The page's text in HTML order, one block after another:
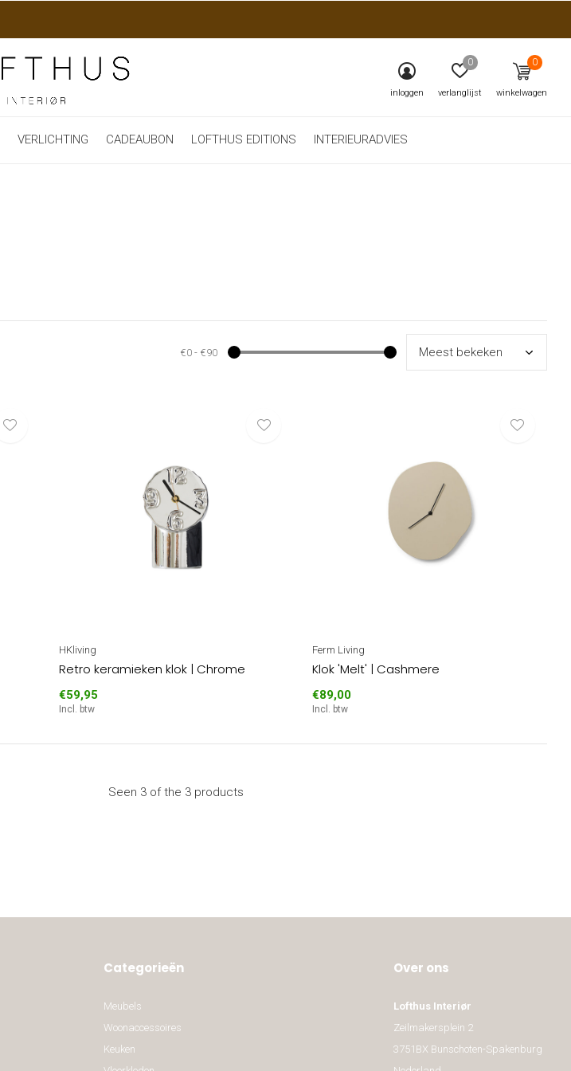
VERLICHTING CADEAUBON LOFTHUS EDITIONS INTERIEURADVIES
inloggen verlanglijst
0
winkelwagen
0
€0 - €90
HKliving
Retro keramieken klok | Chrome
€59,95
Incl. btw
Ferm Living
Klok 'Melt' | Cashmere
€89,00
Incl. btw
Seen 3 of the 3 products
Categorieën
Meubels
Woonaccessoires
Keuken
Over ons
Lofthus Interiør
Zeilmakersplein 2
3751BX Bunschoten-Spakenburg